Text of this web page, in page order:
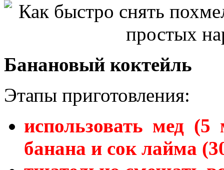
Банановый коктейль
Этапы приготовления:
использовать мед
банана и сок лайма